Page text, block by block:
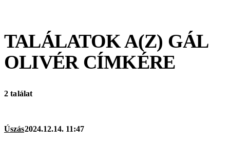
TALÁLATOK A(Z) GÁL
OLIVÉRCÍMKÉRE
2 találat
Úszás2024.12.14. 11:47